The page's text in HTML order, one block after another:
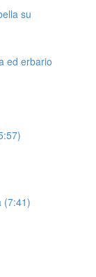
su
ed erbario
(7:41)